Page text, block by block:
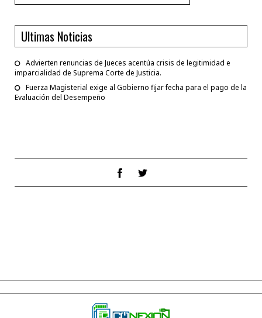
Ultimas Noticias
Advierten renuncias de Jueces acentúa crisis de legitimidad e
imparcialidad de Suprema Corte de Justicia.
Fuerza Magisterial exige al Gobierno fijar fecha para el pago de la
Evaluación del Desempeño